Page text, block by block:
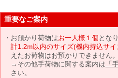
重要なご案内
お預かり荷物はお一人様１個とな
計1.2m以内のサイズ(機内持込サイ
えたお荷物はお預かりできません。
→その他手荷物に関する案内は 「
さい。